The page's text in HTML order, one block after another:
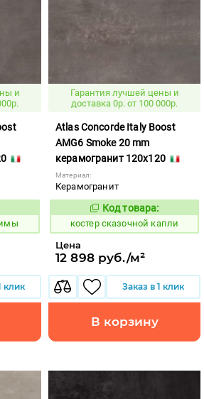
и
клик
Гарантия лучшей цены и
доставка 0р. от 100 000р.
Atlas Concorde Italy Boost
AMG6 Smoke 20 mm
керамогранит 120x120
Материал:
Керамогранит
807912
Код товара:
костер сказочной капли
Цена
12 898 руб./м²
Заказ в 1 клик
В корзину